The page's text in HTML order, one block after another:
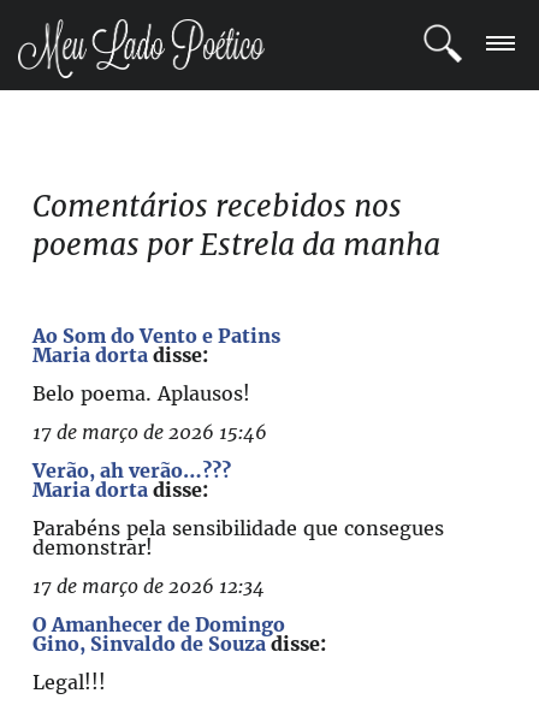
POETAS
COMUNIDADE
Comentários recebidos nos
poemas por Estrela da manha
Ao Som do Vento e Patins
Maria dorta disse:
Belo poema. Aplausos!
17 de março de 2026 15:46
Verão, ah verão…???
Maria dorta disse:
Parabéns pela sensibilidade que consegues
demonstrar!
17 de março de 2026 12:34
O Amanhecer de Domingo
Gino, Sinvaldo de Souzadisse:
Legal!!!